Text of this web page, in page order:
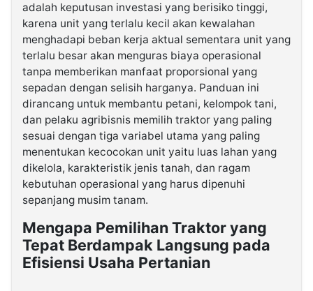
Kabarbaru.co
2026
Kabarbaru
Media
Holding
adalah keputusan investasi yang berisiko tinggi,
karena unit yang terlalu kecil akan kewalahan
menghadapi beban kerja aktual sementara unit yang
terlalu besar akan menguras biaya operasional
tanpa memberikan manfaat proporsional yang
sepadan dengan selisih harganya. Panduan ini
dirancang untuk membantu petani, kelompok tani,
dan pelaku agribisnis memilih traktor yang paling
sesuai dengan tiga variabel utama yang paling
menentukan kecocokan unit yaitu luas lahan yang
dikelola, karakteristik jenis tanah, dan ragam
kebutuhan operasional yang harus dipenuhi
sepanjang musim tanam.
Mengapa Pemilihan Traktor yang
Tepat Berdampak Langsung pada
Efisiensi Usaha Pertanian